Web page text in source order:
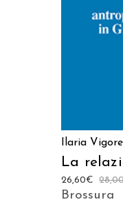
Ilaria
La
26,60€
Brossura